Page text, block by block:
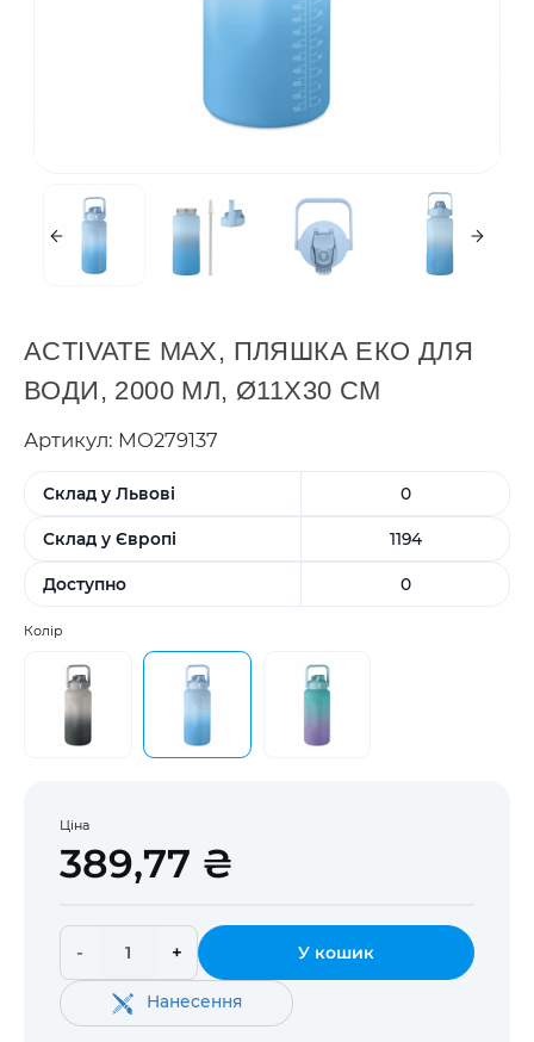
ACTIVATE MAX, ПЛЯШКА ЕКО ДЛЯ
ВОДИ, 2000 МЛ, Ø11X30 СМ
Артикул: MO279137
Склад у Львові 0
Склад у Європі 1194
Доступно 0
Колір
Ціна
389,77 ₴
- + У кошик
Нанесення